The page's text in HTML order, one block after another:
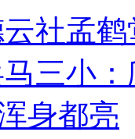
云社孟
三小
身都亮